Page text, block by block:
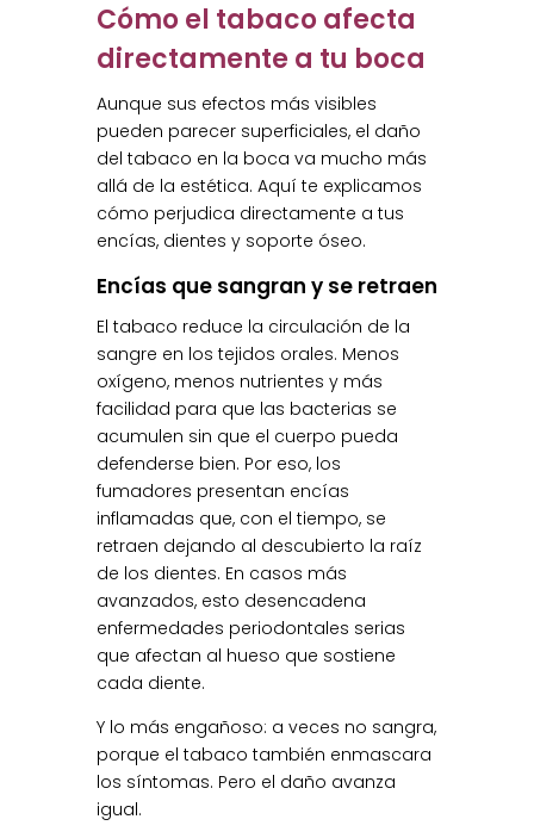
Cómo el tabaco afecta
directamente a tu boca
Aunque sus efectos más visibles
pueden parecer superficiales, el daño
del tabaco en la boca va mucho más
allá de la estética. Aquí te explicamos
cómo perjudica directamente a tus
encías, dientes y soporte óseo.
Encías que sangran y se retraen
El tabaco reduce la circulación de la
sangre en los tejidos orales. Menos
oxígeno, menos nutrientes y más
facilidad para que las bacterias se
acumulen sin que el cuerpo pueda
defenderse bien. Por eso, los
fumadores presentan encías
inflamadas que, con el tiempo, se
retraen dejando al descubierto la raíz
de los dientes. En casos más
avanzados, esto desencadena
enfermedades periodontales serias
que afectan al hueso que sostiene
cada diente.
Y lo más engañoso: a veces no sangra,
porque el tabaco también enmascara
los síntomas. Pero el daño avanza
igual.